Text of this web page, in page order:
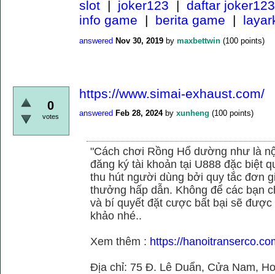
slot | joker123 | daftar joker123
info game | berita game |
answered Nov 30, 2019 by maxbettwin (100 points)
0
votes
https://www.simai-exhaust.com/
answered Feb 28, 2024 by xunheng (100 points)
"Cách chơi Rồng Hổ dường như là
đăng ký tài khoản tại U888 đặc biệt
thu hút người dùng bởi quy tắc đơn
thưởng hấp dẫn. Không để các bạn
và bí quyết đặt cược bất bại sẽ
khảo nhé..
Xem thêm : https://
Địa chỉ: 75 Đ. Lê Duẩn, Cửa Nam,